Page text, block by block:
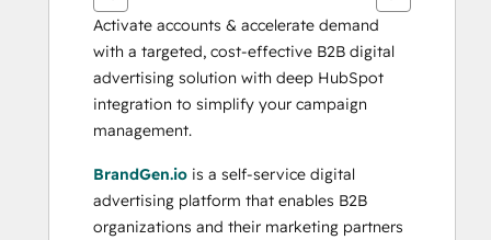
Activate accounts & accelerate demand
with a targeted, cost-effective B2B digital
advertising solution with deep HubSpot
integration to simplify your campaign
management.
BrandGen.io is a self-service digital
advertising platform that enables B2B
organizations and their marketing partners